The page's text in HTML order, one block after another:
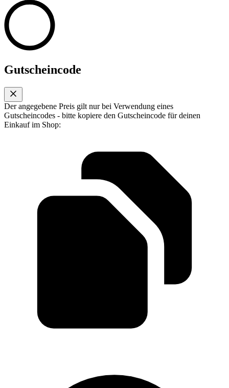
Gutscheincode
Der angegebene Preis gilt nur bei Verwendung eines
Gutscheincodes - bitte kopiere den Gutscheincode für deinen
Einkauf im Shop: